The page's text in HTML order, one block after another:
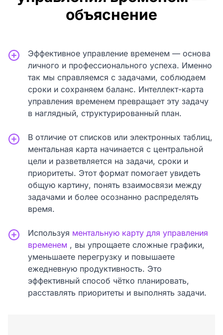
объяснение
Эффективное управление временем — основа
личного и профессионального успеха. Именно
так мы справляемся с задачами, соблюдаем
сроки и сохраняем баланс. Интеллект-карта
управления временем превращает эту задачу
в наглядный, структурированный план.
В отличие от списков или электронных таблиц,
ментальная карта начинается с центральной
цели и разветвляется на задачи, сроки и
приоритеты. Этот формат помогает увидеть
общую картину, понять взаимосвязи между
задачами и более осознанно распределять
время.
Используя ментальную карту для управления
временем , вы упрощаете сложные графики,
уменьшаете перегрузку и повышаете
ежедневную продуктивность. Это
эффективный способ чётко планировать,
расставлять приоритеты и выполнять задачи.